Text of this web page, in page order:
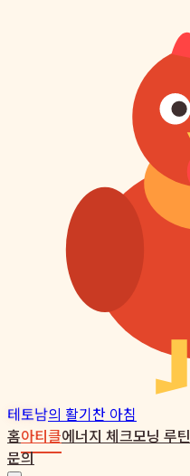
테토남의 활기찬 아침
홈아티클에너지 체크모닝 루틴
문의